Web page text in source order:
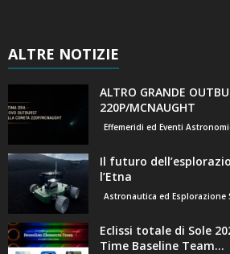
ALTRE NOTIZIE
ALTRO GRANDE
220P/MCNAUGHT
Effemeridi ed Eventi
Il futuro
l’Etna
Astronautica ed Esplorazione
Eclissi totale di Sole
Time Baseline Team...